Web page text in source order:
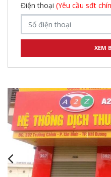
Điện thoại (Yêu cầu sđt
,,,,,,,